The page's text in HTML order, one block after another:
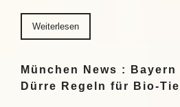
Weiterlesen
München News :
Dürre Regeln für Bio-